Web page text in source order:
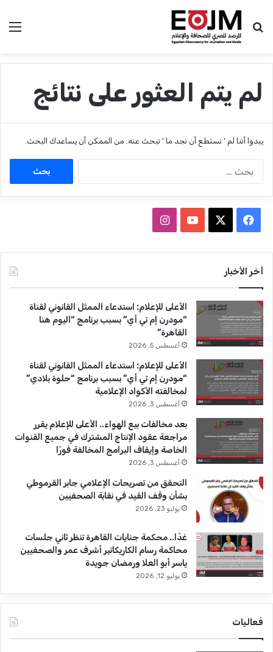
بحث عن
لم يتم العثور على نتائج
يبدوا أننا لم ’ نستطع أن نجد ما ’ تبحث عنه. من الممكن أن يساعدك البحث.
:
س
و
ك
T
u
b
e
ق
ا
م
أخر الأخبار
الأعلى للإعلام: استدعاء الممثل القانوني لقناة
“مودرن إم تي أي” بسبب برنامج “اليوم هنا
القاهرة”
أغسطس 5, 2026
الأعلى للإعلام: استدعاء الممثل القانوني لقناة
“مودرن إم تي أي” بسبب برنامج “حلوة بلادي”
لمخالفته الأكواد الإعلامية
أغسطس 3, 2026
بعد مخالفات بيع الهواء.. الأعلى للإعلام يقرر
مراجعة عقود الإنتاج المشترك في جميع القنوات
الخاصة وإيقاف البرامج المخالفة فورًا
أغسطس 3, 2026
التحقق من تصريحات الإعلامي جابر القرموطي
بشأن وقف القيد في نقابة الصحفيين
يوليو 23, 2026
غدًا.. محكمة جنايات القاهرة تنظر ثاني جلسات
محاكمة رسام الكاريكاتير أشرف عمر والصحفيين
ياسر أبو العلا ورمضان جويدة
يوليو 12, 2026
فعاليات